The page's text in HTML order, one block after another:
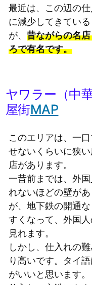
最近は、この辺の仕
に減少してきてい
が、 昔ながらの名
ろで有名です。
ヤワラー（中
屋街MAP
このエリアは、一
せないくらいに狭
店があります。
一昔前までは、外国
れないほどの壁が
が、地下鉄の開通
すくなって、外国人
見れます。
しかし、仕入れの
り高いです。タイ
がいいと思います。